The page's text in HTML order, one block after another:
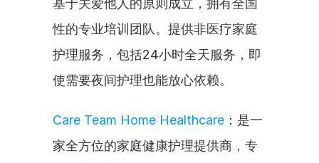
基于关爱他人的原则成立，拥有全国
性的专业培训团队。提供非医疗家庭
护理服务，包括24小时全天服务，即
使需要夜间护理也能放心依赖。
Care Team Home Healthcare ：是一
家全方位的家庭健康护理提供商，专